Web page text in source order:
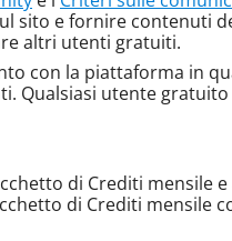
sito e fornire contenuti
altri utenti gratuiti.
con la piattaforma in
Qualsiasi utente
di Crediti mensile
di Crediti mensile